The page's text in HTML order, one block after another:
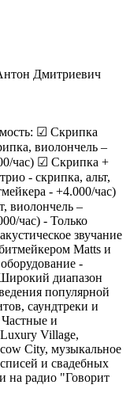
Дмитриевич
☑ Скрипка
виолончель –
час) ☑ Скрипка +
- скрипка, альт,
- +4.000/час)
виолончель –
час) - Только
звучание
Matts и
-
диапазон
популярной
саундтреки и
и
Village,
City, музыкальное
и свадебных
на радио "Говорит